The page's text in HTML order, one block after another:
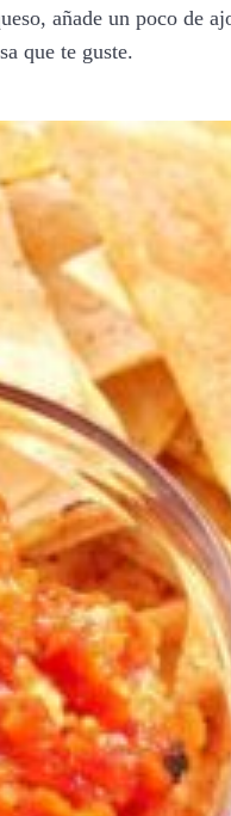
añade un poco de
que te guste.